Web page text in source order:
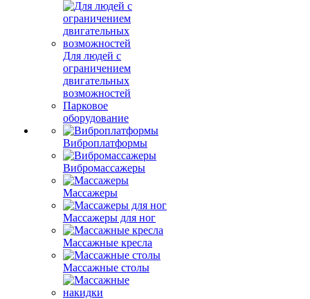
Для людей с
ограничением
двигательных
возможностей
Парковое
оборудование
Виброплатформы
Вибромассажеры
Массажеры
Массажеры для ног
Массажные кресла
Массажные столы